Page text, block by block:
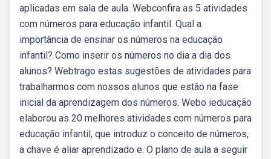
aplicadas em sala de aula. Webconfira as 5 atividades
com números para educação infantil. Qual a
importância de ensinar os números na educação
infantil? Como inserir os números no dia a dia dos
alunos? Webtrago estas sugestões de atividades para
trabalharmos com nossos alunos que estão na fase
inicial da aprendizagem dos números. Webo ieducação
elaborou as 20 melhores atividades com números para
educação infantil, que introduz o conceito de números,
a chave é aliar aprendizado e. O plano de aula a seguir